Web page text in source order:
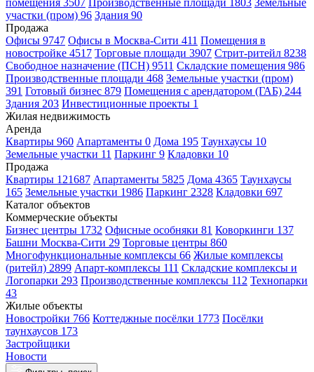
помещения 3507 Производственные площади 1803 Земельные
участки (пром) 96 Здания 90
Продажа
Офисы 9747 Офисы в Москва-Сити 411 Помещения в
новостройке 4517 Торговые площади 3907 Стрит-ритейл 8238
Свободное назначение (ПСН) 9511 Складские помещения 986
Производственные площади 468 Земельные участки (пром)
391 Готовый бизнес 879 Помещения с арендатором (ГАБ) 244
Здания 203 Инвестиционные проекты 1
Жилая недвижимость
Аренда
Квартиры 960 Апартаменты 0 Дома 195 Таунхаусы 10
Земельные участки 11 Паркинг 9 Кладовки 10
Продажа
Квартиры 121687 Апартаменты 5825 Дома 4365 Таунхаусы
165 Земельные участки 1986 Паркинг 2328 Кладовки 697
Каталог объектов
Коммерческие объекты
Бизнес центры 1732 Офисные особняки 81 Коворкинги 137
Башни Москва-Сити 29 Торговые центры 860
Многофункциональные комплексы 66 Жилые комплексы
(ритейл) 2899 Апарт-комплексы 111 Складские комплексы и
Логопарки 293 Производственные комплексы 112 Технопарки
43
Жилые объекты
Новостройки 766 Коттеджные посёлки 1773 Посёлки
таунхаусов 173
Застройщики
Новости